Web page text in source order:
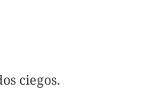
ciegos.